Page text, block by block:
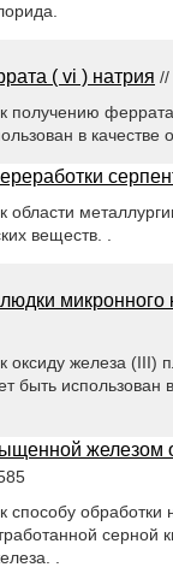
( vi ) натрия //
получению
в качестве
области
веществ. .
микронного
оксиду железа (III)
быть использован
железом
способу
серной
.